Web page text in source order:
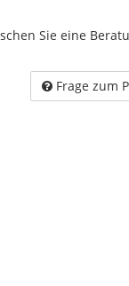
Sie eine
Frage zum